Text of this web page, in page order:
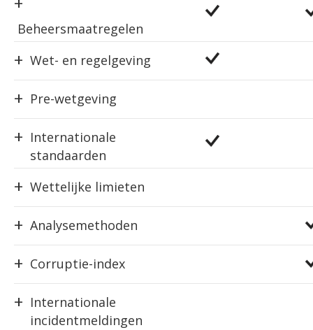
Beheersmaatregelen
+ Wet- en regelgeving
+ Pre-wetgeving
+ Internationale
standaarden
+ Wettelijke limieten
+ Analysemethoden
+ Corruptie-index
+ Internationale
incidentmeldingen